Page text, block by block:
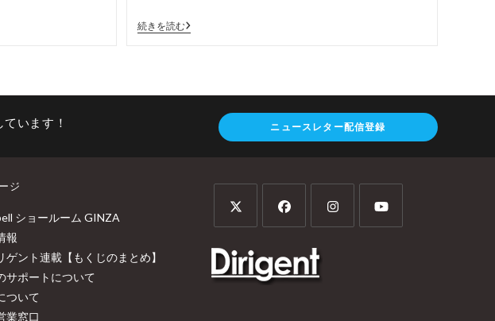
続きを読む
います！ ニュースレター配信登録
ジ
ショールーム GINZA
報
ゲント連載【もくじのまとめ】
サポートについて
ついて
業窓口